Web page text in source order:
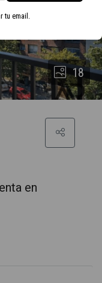
tu email.
18
en